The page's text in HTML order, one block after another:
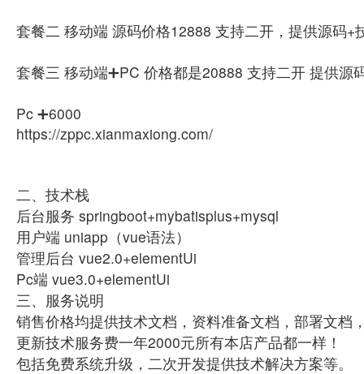
套餐二 移动端 源码价格12888 支持二开，提供源码
套餐三 移动端➕PC 价格都是20888 支持二开 提供源
Pc ➕6000
https://zppc.xianmaxiong.com/
二、技术栈
后台服务 springboot+mybatisplus+mysql
用户端 uniapp（vue语法）
管理后台 vue2.0+elementUi
Pc端 vue3.0+elementUi
三、服务说明
销售价格均提供技术文档，资料准备文档，部署文档
更新技术服务费一年2000元所有本店产品都一样！
包括免费系统升级，二次开发提供技术解决方案等。